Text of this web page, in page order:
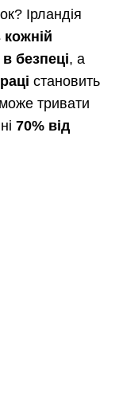
Ірландія
кожній
безпеці, а
становить
може тривати
70% від